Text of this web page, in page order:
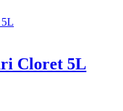
Cloret 5L